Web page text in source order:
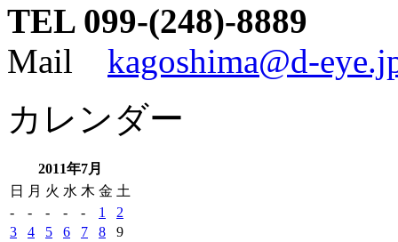
TEL 099-(248)-8889
Mail kagoshima@d-
カレンダー
2011年7月
日
月 火 水 木 金 土
-
- - - - 1
2
3
4 5 6 7 8 9